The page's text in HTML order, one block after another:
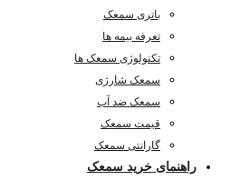
باتری سمعک
تعرفه بیمه ها
تکنولوژی سمعک ها
سمعک شارژی
سمعک ضد آب
قیمت سمعک
گارانتی سمعک
راهنمای خرید سمعک